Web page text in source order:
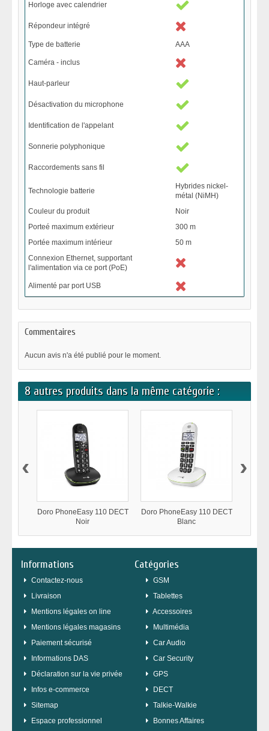
Horloge avec calendrier
Répondeur intégré
Type de batterie AAA
Caméra - inclus
Haut-parleur
Désactivation du microphone
Identification de l'appelant
Sonnerie polyphonique
Raccordements sans fil
Technologie batterie
Hybrides nickel-
métal (NiMH)
Couleur du produit
Noir
Porteé maximum extérieur
300 m
Portée maximum intérieur
50 m
Connexion Ethernet, supportant
l'alimentation via ce port (PoE)
Alimenté par port USB
Commentaires
Aucun avis n'a été publié pour le moment.
8 autres produits dans la même catégorie :
Doro PhoneEasy 110 DECT
Noir
Doro PhoneEasy 110 DECT
Blanc
‹ ›
Informations
Contactez-nous
Livraison
Mentions légales on line
Mentions légales magasins
Paiement sécurisé
Informations DAS
Déclaration sur la vie privée
Infos e-commerce
sitemap
Espace professionnel
Catégories
GSM
Tablettes
Accessoires
Multimédia
Car Audio
Car Security
GPS
DECT
Talkie-Walkie
Bonnes Affaires